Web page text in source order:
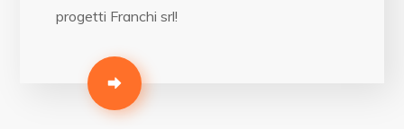
progetti Franchi srl!